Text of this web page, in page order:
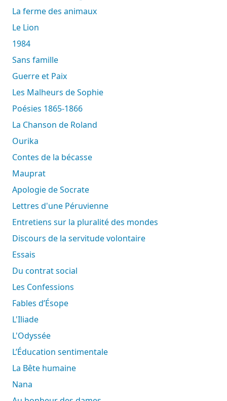
La ferme des animaux
Le Lion
1984
Sans famille
Guerre et Paix
Les Malheurs de Sophie
Poésies 1865-1866
La Chanson de Roland
Ourika
Contes de la bécasse
Mauprat
Apologie de Socrate
Lettres d'une Péruvienne
Entretiens sur la pluralité des mondes
Discours de la servitude volontaire
Essais
Du contrat social
Les Confessions
Fables d’Ésope
L'Iliade
L'Odyssée
L’Éducation sentimentale
La Bête humaine
Nana